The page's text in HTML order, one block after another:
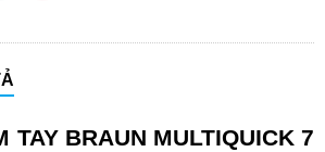
TAY BRAUN MULTIQUICK 7